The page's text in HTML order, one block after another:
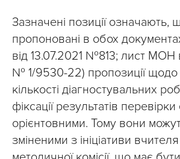
Зазначені позиції означають,
пропоновані в обох
від 13.07.2021 №813; лист МОН
№ 1/9530-22) пропозиції щодо
кількості діагностувальних
фіксації результатів перевірки
орієнтовними. Тому вони
зміненими з ініціативи